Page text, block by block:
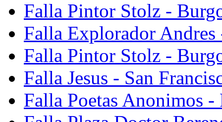
Falla Pintor Stolz -
Falla Explorador Andres
Falla Pintor Stolz -
Falla Jesus - San
Falla Poetas Anonimos